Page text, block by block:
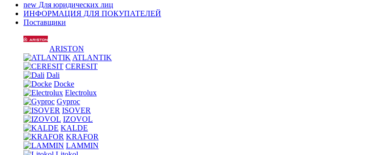
new Для юридических лиц
ИНФОРМАЦИЯ ДЛЯ ПОКУПАТЕЛЕЙ
Поставщики
ARISTON
ATLANTIK
CERESIT
Dali
Docke
Electrolux
Gyproc
ISOVER
IZOVOL
KALDE
KRAFOR
LAMMIN